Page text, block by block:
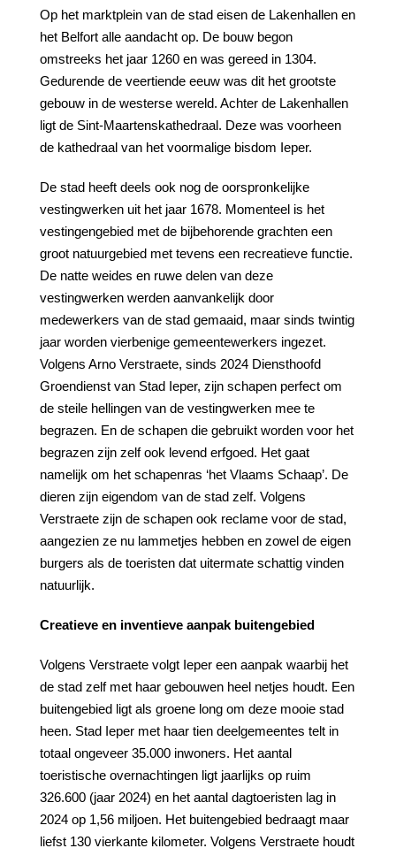
Op het marktplein van de stad eisen de Lakenhallen en
het Belfort alle aandacht op. De bouw begon
omstreeks het jaar 1260 en was gereed in 1304.
Gedurende de veertiende eeuw was dit het grootste
gebouw in de westerse wereld. Achter de Lakenhallen
ligt de Sint-Maartenskathedraal. Deze was voorheen
de kathedraal van het voormalige bisdom Ieper.
De stad heeft deels ook nog de oorspronkelijke
vestingwerken uit het jaar 1678. Momenteel is het
vestingengebied met de bijbehorende grachten een
groot natuurgebied met tevens een recreatieve functie.
De natte weides en ruwe delen van deze
vestingwerken werden aanvankelijk door
medewerkers van de stad gemaaid, maar sinds twintig
jaar worden vierbenige gemeentewerkers ingezet.
Volgens Arno Verstraete, sinds 2024 Diensthoofd
Groendienst van Stad Ieper, zijn schapen perfect om
de steile hellingen van de vestingwerken mee te
begrazen. En de schapen die gebruikt worden voor het
begrazen zijn zelf ook levend erfgoed. Het gaat
namelijk om het schapenras ‘het Vlaams Schaap’. De
dieren zijn eigendom van de stad zelf. Volgens
Verstraete zijn de schapen ook reclame voor de stad,
aangezien ze nu lammetjes hebben en zowel de eigen
burgers als de toeristen dat uitermate schattig vinden
natuurlijk.
Creatieve en inventieve aanpak buitengebied
Volgens Verstraete volgt Ieper een aanpak waarbij het
de stad zelf met haar gebouwen heel netjes houdt. Een
buitengebied ligt als groene long om deze mooie stad
heen. Stad Ieper met haar tien deelgemeentes telt in
totaal ongeveer 35.000 inwoners. Het aantal
toeristische overnachtingen ligt jaarlijks op ruim
326.600 (jaar 2024) en het aantal dagtoeristen lag in
2024 op 1,56 miljoen. Het buitengebied bedraagt maar
liefst 130 vierkante kilometer. Volgens Verstraete houdt